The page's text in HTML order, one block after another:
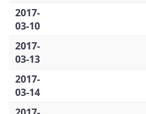
2017-
03-10
2017-
03-13
2017-
03-14